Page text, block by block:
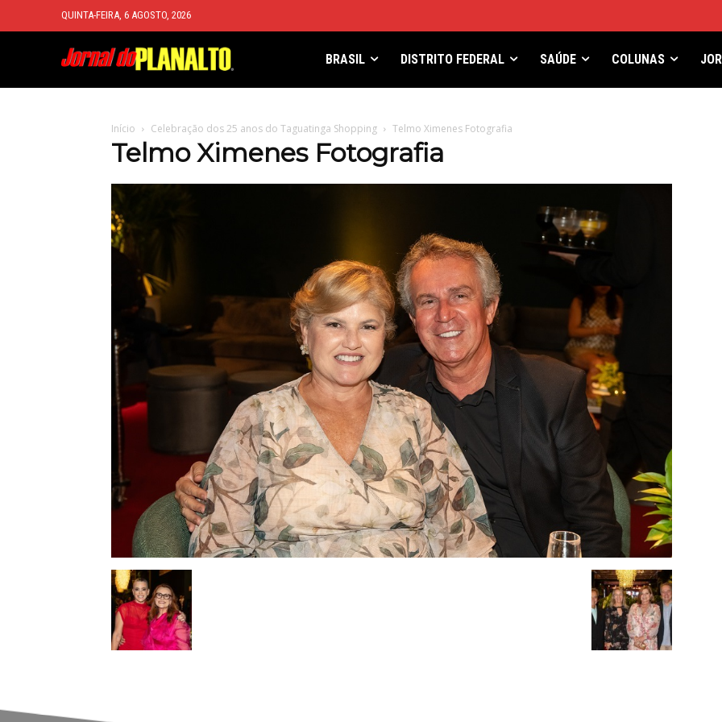
QUINTA-FEIRA, 6 AGOSTO, 2026
BRASIL DISTRITO FEDERAL SAÚDE COLUNAS
Início Celebração dos 25 anos do Taguatinga Shopping Telmo Ximenes Fotografia
Telmo Ximenes Fotografia